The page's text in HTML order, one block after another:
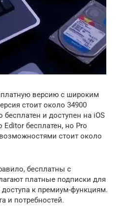
версию с широким
стоит около 34900
бесплатен и доступен на iOS
Editor бесплатен, но Pro
стоит около
бесплатны с
платные подписки для
к премиум-функциям.
и потребностей.